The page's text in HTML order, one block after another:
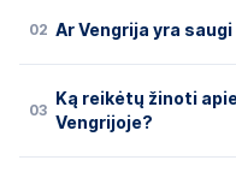
02 Ar Vengrija yra
03
Ką reikėtų žinoti
Vengrijoje?